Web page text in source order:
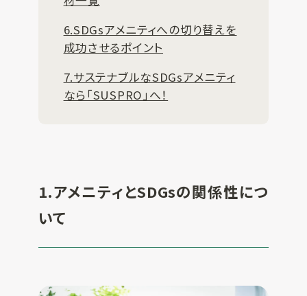
6.SDGsアメニティへの切り替えを
成功させるポイント
7.サステナブルなSDGsアメニティ
なら「SUSPRO」へ！
1.アメニティとSDGsの関係性につ
いて